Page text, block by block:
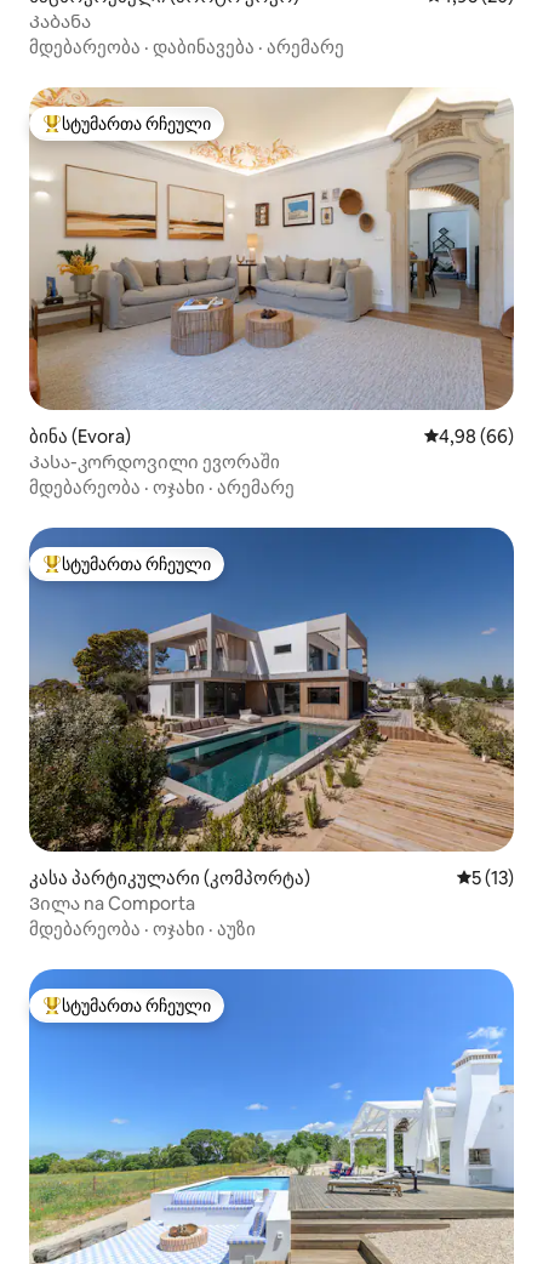
Კაბანა
მდებარეობა · დაბინავება · არემარე
სტუმართა რჩეული მოწინავე ვარიანტი
სტუმართა რჩეული
ბინა (Evora) საშუალო
4,98 (66)
Კასა-კორდოვილი ევორაში
მდებარეობა · ოჯახი · არემარე
სტუმართა რჩეული მოწინავე ვარიანტი
სტუმართა რჩეული
კასა პარტიკულარი (კომპორტა) საშუალო
5 (13)
Ვილა na Comporta
მდებარეობა · ოჯახი · აუზი
სტუმართა რჩეული მოწინავე ვარიანტი
სტუმართა რჩეული